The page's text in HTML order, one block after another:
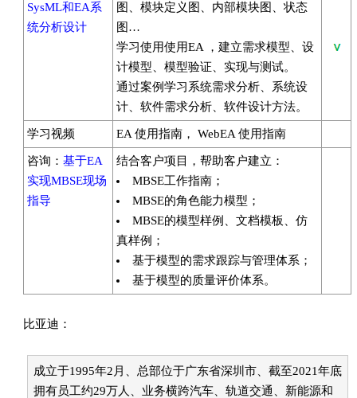
SysML和EA系
统分析设计
图、模块定义图、内部模块图、状态
图…
学习使用使用EA ，建立需求模型、设
计模型、模型验证、实现与测试。
通过案例学习系统需求分析、系统设
计、软件需求分析、软件设计方法。
学习视频 EA 使用指南， WebEA 使用指南
咨询： 基于EA
实现MBSE现场
指导
结合客户项目，帮助客户建立：
MBSE工作指南；
MBSE的角色能力模型；
MBSE的模型样例、文档模板、仿
真样例；
基于模型的需求跟踪与管理体系；
基于模型的质量评价体系。
比亚迪：
成立于1995年2月、总部位于广东省深圳市、截至2021年底
拥有员工约29万人、业务横跨汽车、轨道交通、新能源和